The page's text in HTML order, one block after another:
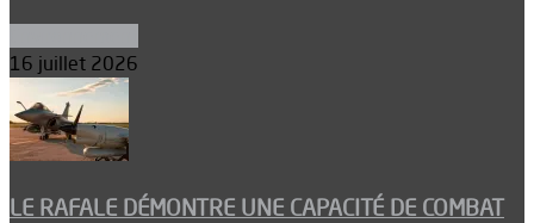
16 juillet 2026
LE RAFALE DÉMONTRE UNE CAPACITÉ DE COMBAT